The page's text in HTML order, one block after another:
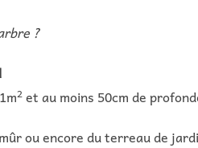
?
2 et au moins 50cm de
ou encore du terreau de